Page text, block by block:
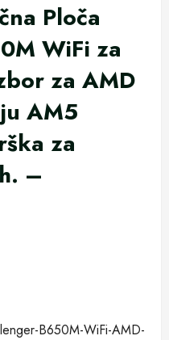
Ploča
WiFi za
za AMD
AM5
za
–